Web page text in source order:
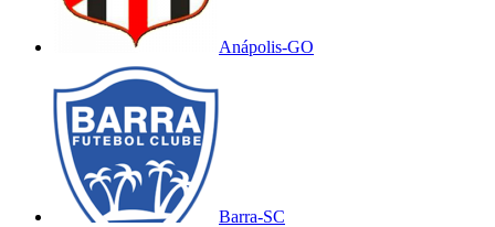
Anápolis-GO
Barra-SC